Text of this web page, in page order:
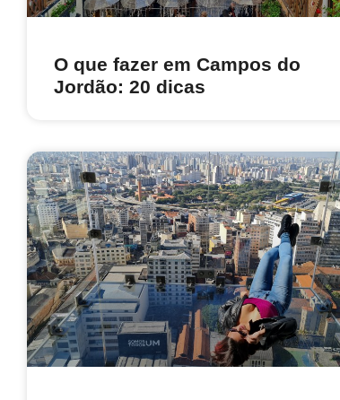
O que fazer em Campos do
Jordão: 20 dicas